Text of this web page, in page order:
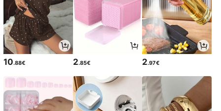
10.88€ 2.85€ 2.97€